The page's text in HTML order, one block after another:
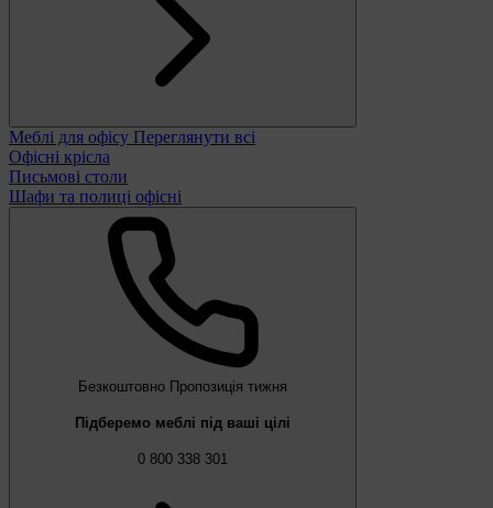
Меблі для офісу Переглянути всі
Офісні крісла
Письмові столи
Шафи та полиці офісні
Безкоштовно Пропозиція тижня
Підберемо меблі під ваші цілі
0 800 338 301